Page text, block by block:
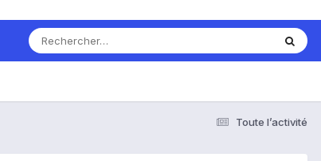
Toute l’activité